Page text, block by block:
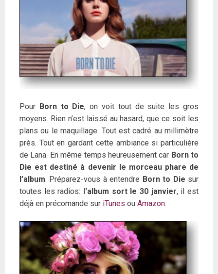
Pour Born to Die, on voit tout de suite les gros
moyens. Rien n’est laissé au hasard, que ce soit les
plans ou le maquillage. Tout est cadré au millimètre
près. Tout en gardant cette ambiance si particulière
de Lana. En même temps heureusement car Born to
Die est destiné à devenir le morceau phare de
l’album. Préparez-vous à entendre Born to Die sur
toutes les radios: l‘album sort le 30 janvier, il est
déjà en précomande sur iTunes ou Amazon.